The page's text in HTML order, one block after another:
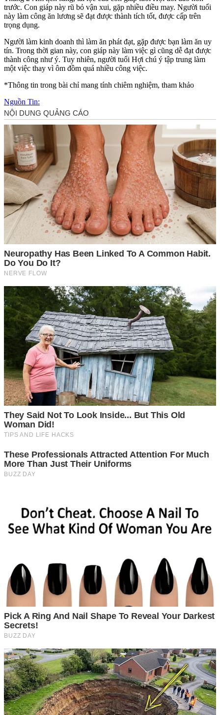
trước. Con giáp này rũ bỏ vận xui, gặp nhiều điều may. Người tuổi
này làm công ăn lương sẽ đạt được thành tích tốt, được cấp trên
trọng dụng.
Người làm kinh doanh thì làm ăn phát đạt, gặp được bạn làm ăn uy
tín. Trong thời gian này, con giáp này làm việc gì cũng dễ đạt được
thành công như ý. Tuy nhiên, người tuổi Hợi chú ý tập trung làm
một việc thay vì ôm đồm quá nhiều công việc.
*Thông tin trong bài chỉ mang tính chiêm nghiệm, tham khảo
Nguồn Tin: